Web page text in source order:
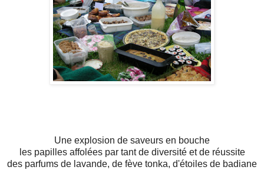
Une explosion de saveurs en bouche
les papilles affolées par tant de diversité et de réussite
des parfums de lavande, de fève tonka, d'étoiles de badiane